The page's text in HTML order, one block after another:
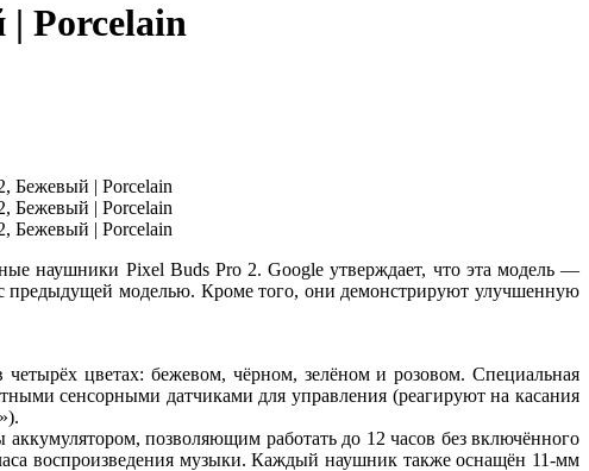
| Porcelain
наушники Pixel Buds Pro 2. Google утверждает, что эта модель —
предыдущей моделью. Кроме того, они демонстрируют улучшенную
цветах: бежевом, чёрном, зелёном и розовом. Специальная
сенсорными датчиками для управления (реагируют на касания
позволяющим работать до 12 часов без включённого
воспроизведения музыки. Каждый наушник также оснащён 11-мм